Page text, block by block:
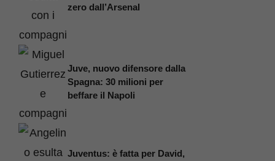
zero dall’Arsenal
Juve, nuovo difensore dalla
Spagna: 30 milioni per
beffare il Napoli
Juventus: è fatta per David,